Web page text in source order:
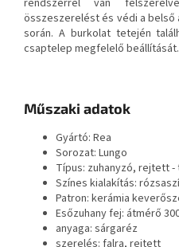
összeszerelést és védi a
során. A burkolat tetején
csaptelep megfelelő beállítását.
Műszaki adatok
Gyártó: Rea
Sorozat: Lungo
Típus: zuhanyzó, rejtett
Színes kialakítás:
Patron: kerámia
Esőzuhany fej: átmérő
anyaga: sárgaréz
szerelés: falra, rejtett